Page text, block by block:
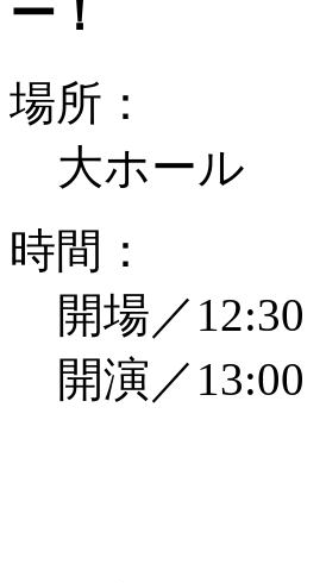
ー！
場所：
大ホール
時間：
開場／12:30
開演／13:00